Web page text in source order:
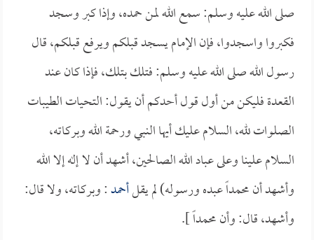
صلى الله عليه وسلم: سمع الله لمن حمده، وإذا كبر وسجد
فكبروا واسجدوا، فإن الإمام يسجد قبلكم ويرفع قبلكم، قال
رسول الله صلى الله عليه وسلم: فتلك بتلك، فإذا كان عند
القعدة فليكن من أول قول أحدكم أن يقول: التحيات الطيبات
الصلوات لله، السلام عليك أيها النبي ورحمة الله وبركاته،
السلام علينا وعلى عباد الله الصالحين، أشهد أن لا إله إلا الله
وأشهد أن محمداً عبده ورسوله) لم يقلأحمد: وبركاته، ولا قال:
وأشهد، قال: وأن محمداً ].